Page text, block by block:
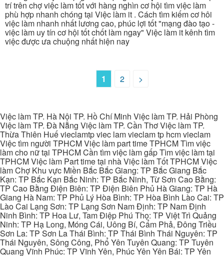
trí trên chợ việc làm tốt với hàng nghìn cơ hội tìm việc làm
phù hợp nhanh chóng tại Việc làm it . Cách tìm kiếm cơ hôi
việc làm nhanh nhất lương cao, phúc lợi tốt "mạng đào tạo -
việc làm uy tín cơ hội tốt chốt làm ngay" Việc làm it kênh tìm
việc được ưa chuộng nhất hiện nay
1 2 >
Việc làm TP. Hà Nội TP. Hồ Chí Minh Việc làm TP. Hải Phòng
Việc làm TP. Đà Nẵng Việc làm TP. Cần Thơ Việc làm TP.
Thừa Thiên Huế vieclamtp viec lam vieclam tp hcm vieclam
Việc tìm người TPHCM Việc làm part time TPHCM Tìm việc
làm cho nữ tại TPHCM Cần tìm việc làm gấp Tìm việc làm tại
TPHCM Việc làm Part time tại nhà Việc làm Tốt TPHCM Việc
làm Chợ Khu vực Miền Bắc Bắc Giang: TP Bắc Giang Bắc
Kạn: TP Bắc Kạn Bắc Ninh: TP Bắc Ninh, Từ Sơn Cao Bằng:
TP Cao Bằng Điện Biên: TP Điện Biên Phủ Hà Giang: TP Hà
Giang Hà Nam: TP Phủ Lý Hòa Bình: TP Hòa Bình Lào Cai: TP
Lào Cai Lạng Sơn: TP Lạng Sơn Nam Định: TP Nam Định
Ninh Bình: TP Hoa Lư, Tam Điệp Phú Thọ: TP Việt Trì Quảng
Ninh: TP Hạ Long, Móng Cái, Uông Bí, Cẩm Phả, Đông Triều
Sơn La: TP Sơn La Thái Bình: TP Thái Bình Thái Nguyên: TP
Thái Nguyên, Sông Công, Phổ Yên Tuyên Quang: TP Tuyên
Quang Vĩnh Phúc: TP Vĩnh Yên, Phúc Yên Yên Bái: TP Yên